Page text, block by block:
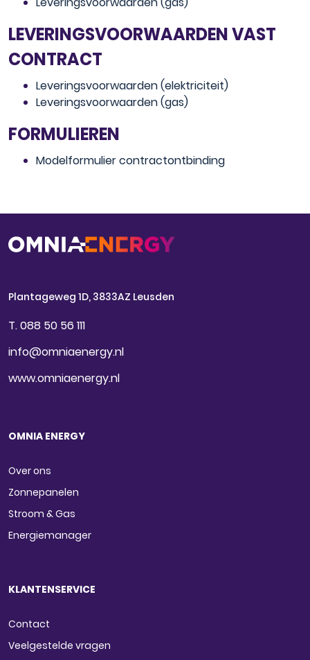
LEVERINGSVOORWAARDEN VAST
CONTRACT
Leveringsvoorwaarden (elektriciteit)
Leveringsvoorwaarden (gas)
FORMULIEREN
Modelformulier contractontbinding
Plantageweg 1D, 3833AZ Leusden
T. 088 50 56 111
info@omniaenergy.nl
www.omniaenergy.nl
OMNIA ENERGY
Over ons
Zonnepanelen
Stroom & Gas
Energiemanager
KLANTENSERVICE
Contact
Veelgestelde vragen